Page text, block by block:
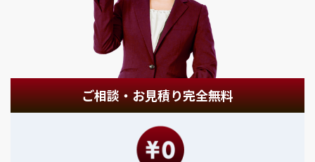
ご相談・お見積り完全無料